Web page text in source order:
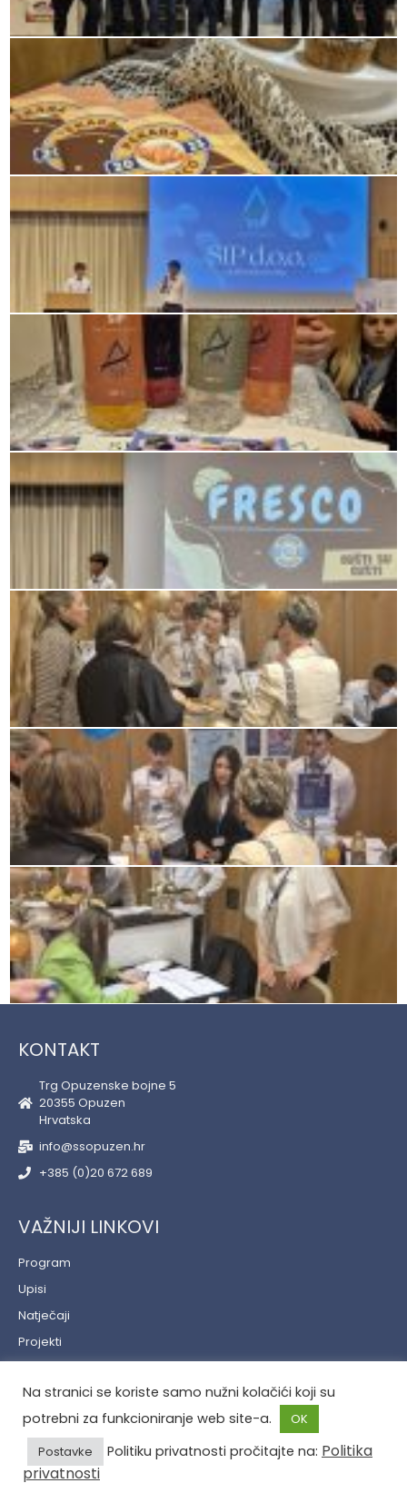
KONTAKT
Trg Opuzenske bojne 5
20355 Opuzen
Hrvatska
info@ssopuzen.hr
+385 (0)20 672 689
VAŽNIJI LINKOVI
Program
Upisi
Natječaji
Projekti
Politika privatnosti
Na stranici se koriste samo nužni kolačići koji su
potrebni za funkcioniranje web site-a.
OK
Postavke
Politiku privatnosti pročitajte na: Politika
privatnosti